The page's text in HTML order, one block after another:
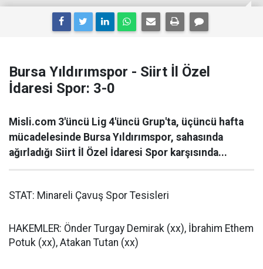
Bursa Yıldırımspor - Siirt İl Özel
İdaresi Spor: 3-0
Misli.com 3'üncü Lig 4'üncü Grup'ta, üçüncü hafta
mücadelesinde Bursa Yıldırımspor, sahasında
ağırladığı Siirt İl Özel İdaresi Spor karşısında...
STAT: Minareli Çavuş Spor Tesisleri
HAKEMLER: Önder Turgay Demirak (xx), İbrahim Ethem
Potuk (xx), Atakan Tutan (xx)